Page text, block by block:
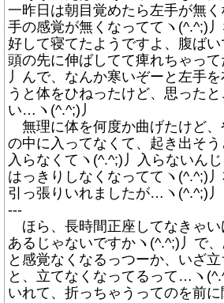
一昨日は朝目覚めたら左手が無
手の感覚が無くなっててヽ(^.^;)
好して寝てたようですよ、腹ば
頭の先に伸ばしてて痺れちゃっ
丿んで、なんか寒いぞーと左手
うと体をひねったけど、思った
い…ヽ(^.^;)丿
無理に体を何度か曲げたけど、
の中に入ってなくて、起き出そ
入らなくてヽ(^.^;)丿入らないん
はっきりしなくなっててヽ(^.^;)
引っ張りいれましたが…ヽ(^.^;)丿
---
ほら、長時間正座してなきゃい
あるじゃないですかヽ(^.^;)丿で
と感覚なくなるっつーか、いざ
と、立てなくなってるって…ヽ
いれて、折っちゃうってのを前